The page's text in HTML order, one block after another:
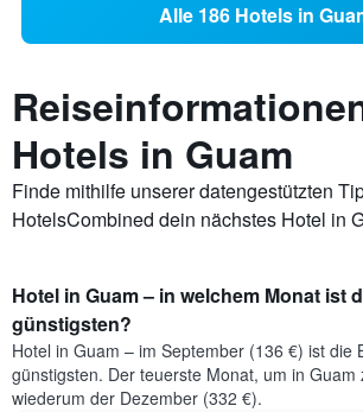
Alle 186 Hotels in
Hotels in Guam
Finde mithilfe unserer datengestützten
HotelsCombined dein nächstes Hotel in
Hotel in Guam – in welchem Monat ist
günstigsten?
Hotel in Guam – im September (136 €) ist die
günstigsten. Der teuerste Monat, um in
wiederum der Dezember (332 €).